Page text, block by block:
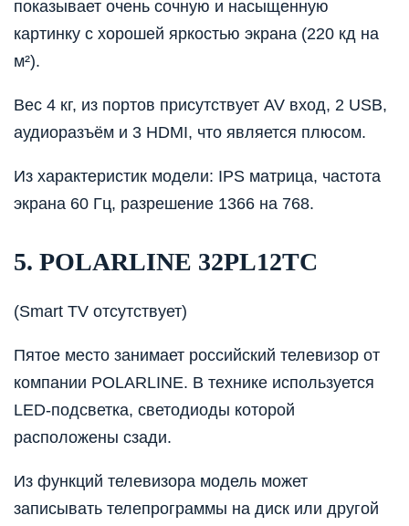
показывает очень сочную и насыщенную
картинку с хорошей яркостью экрана (220 кд на
м²).
Вес 4 кг, из портов присутствует AV вход, 2 USB,
аудиоразъём и 3 HDMI, что является плюсом.
Из характеристик модели: IPS матрица, частота
экрана 60 Гц, разрешение 1366 на 768.
5. POLARLINE 32PL12TC
(Smart TV отсутствует)
Пятое место занимает российский телевизор от
компании POLARLINE. В технике используется
LED-подсветка, светодиоды которой
расположены сзади.
Из функций телевизора модель может
записывать телепрограммы на диск или другой